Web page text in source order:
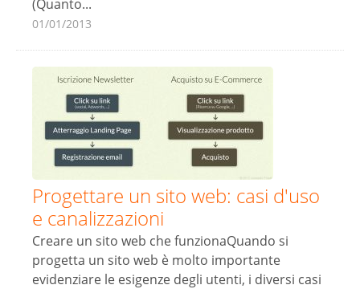
(Quanto...
01/01/2013
Progettare un sito web: casi d'uso
e canalizzazioni
Creare un sito web che funzionaQuando si
progetta un sito web è molto importante
evidenziare le esigenze degli utenti, i diversi casi